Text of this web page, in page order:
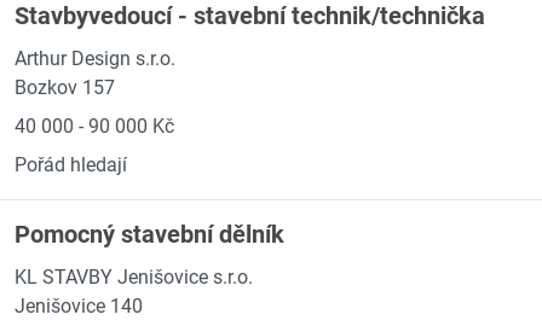
Stavbyvedoucí - stavební technik/technička
Arthur Design s.r.o.
Bozkov 157
40 000 - 90 000 Kč
Pořád hledají
Pomocný stavební dělník
KL STAVBY Jenišovice s.r.o.
Jenišovice 140